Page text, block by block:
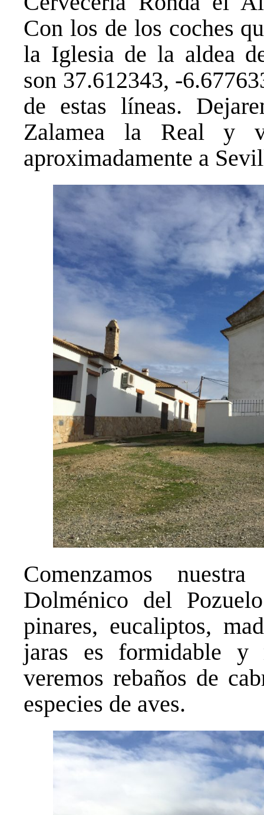
Con los de los coches
la Iglesia de la aldea
son 37.612343, -
de estas líneas.
Zalamea la Real y
aproximadamente a
Comenzamos
Dolménico del
pinares, eucaliptos,
jaras es formidable y
veremos rebaños de
especies de aves.